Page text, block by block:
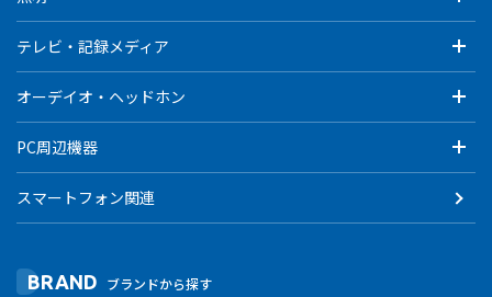
テレビ・記録メディア
オーデイオ・ヘッドホン
PC周辺機器
スマートフォン関連
BRAND ブランドから探す